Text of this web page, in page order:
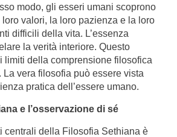
modo, gli esseri umani scoprono
loro valori, la loro pazienza e la loro
difficili della vita. L’essenza
la verità interiore. Questo
limiti della comprensione filosofica
La vera filosofia può essere vista
pratica dell’essere umano.
e l’osservazione di sé
centrali della Filosofia Sethiana è